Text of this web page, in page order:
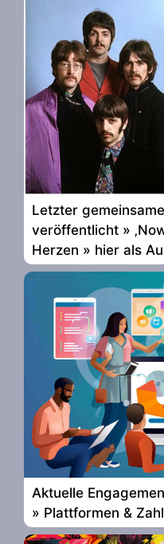
Letzter
veröffentlicht »
Herzen » hier als
Aktuelle
» Plattformen &